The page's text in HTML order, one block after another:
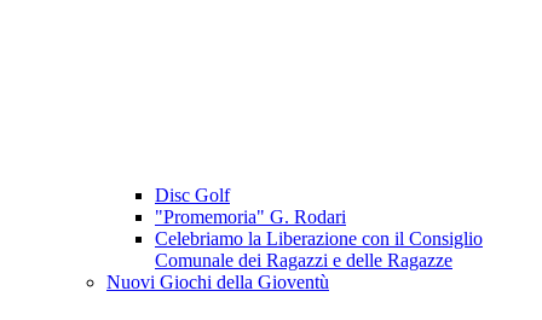
Disc Golf
"Promemoria" G. Rodari
Celebriamo la Liberazione con il Consiglio
Comunale dei Ragazzi e delle Ragazze
Nuovi Giochi della Gioventù